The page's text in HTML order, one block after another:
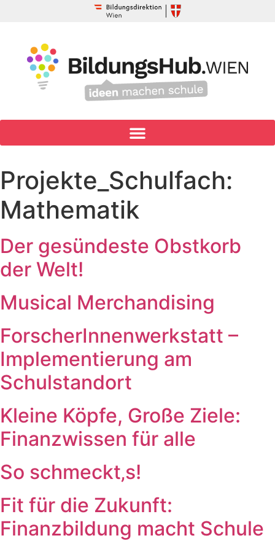
Projekte_Schulfach:
Mathematik
Der gesündeste Obstkorb
der Welt!
Musical Merchandising
ForscherInnenwerkstatt –
Implementierung am
Schulstandort
Kleine Köpfe, Große Ziele:
Finanzwissen für alle
So schmeckt‚s!
Fit für die Zukunft:
Finanzbildung macht Schule